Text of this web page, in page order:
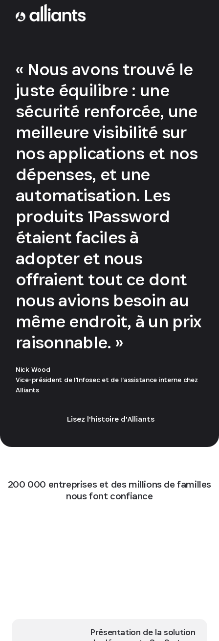
« Nous avons trouvé le
juste équilibre : une
sécurité renforcée, une
meilleure visibilité sur
nos applications et nos
dépenses, et une
automatisation. Les
produits 1Password
étaient faciles à
adopter et nous
offraient tout ce dont
nous avions besoin au
même endroit, à un prix
raisonnable. »
Nick Wood
Vice-président de l'Infosec et de l’assistance interne chez
Alliants
Lisez l'histoire d'Alliants
200 000 entreprises et des millions de familles
nous font confiance
Présentation de la solution